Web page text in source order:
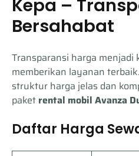
Kepa –
Bersahabat
Transparansi harga menjadi
memberikan layanan
struktur harga jelas dan
paket rental mobil Avanza
Daftar Harga